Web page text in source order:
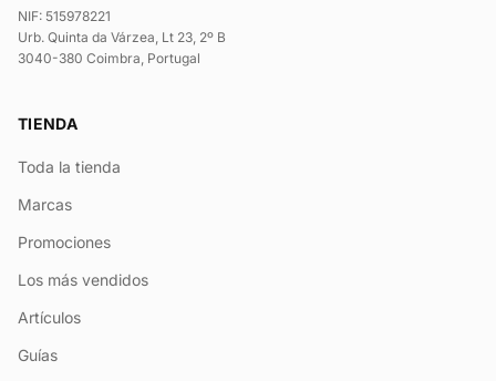
NIF: 515978221
Urb. Quinta da Várzea, Lt 23, 2º B
3040-380 Coimbra, Portugal
TIENDA
Toda la tienda
Marcas
Promociones
Los más vendidos
Artículos
Guías